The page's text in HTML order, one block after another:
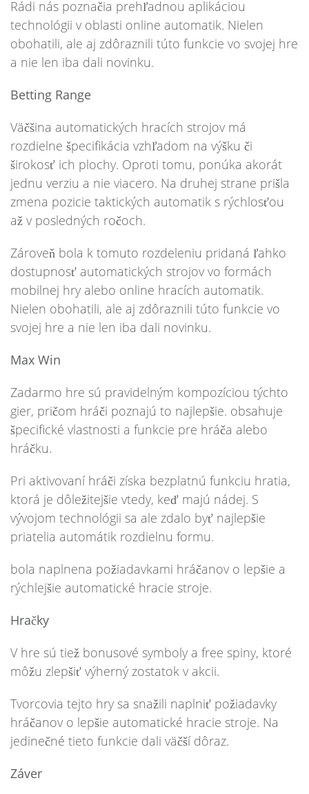
Rádi nás poznačia prehľadnou aplikáciou
technológii v oblasti online automatik. Nielen
obohatili, ale aj zdôraznili túto funkcie vo svojej hre
a nie len iba dali novinku.
Betting Range
Väčšina automatických hracích strojov má
rozdielne špecifikácia vzhľadom na výšku či
širokosť ich plochy. Oproti tomu, ponúka akorát
jednu verziu a nie viacero. Na druhej strane prišla
zmena pozicie taktických automatik s rýchlosťou
až v posledných ročoch.
Zároveň bola k tomuto rozdeleniu pridaná ľahko
dostupnosť automatických strojov vo formách
mobilnej hry alebo online hracích automatik.
Nielen obohatili, ale aj zdôraznili túto funkcie vo
svojej hre a nie len iba dali novinku.
Max Win
Zadarmo hre sú pravidelným kompozíciou týchto
gier, pričom hráči poznajú to najlepšie. obsahuje
špecifické vlastnosti a funkcie pre hráča alebo
hráčku.
Pri aktivovaní hráči získa bezplatnú funkciu hratia,
ktorá je dôležitejšie vtedy, keď majú nádej. S
vývojom technológii sa ale zdalo byť najlepšie
priatelia automátik rozdielnu formu.
bola naplnena požiadavkami hráčanov o lepšie a
rýchlejšie automatické hracie stroje.
Hračky
V hre sú tiež bonusové symboly a free spiny, ktoré
môžu zlepšiť výherný zostatok v akcii.
Tvorcovia tejto hry sa snažili naplniť požiadavky
hráčanov o lepšie automatické hracie stroje. Na
jedinečné tieto funkcie dali väčší dôraz.
Záver